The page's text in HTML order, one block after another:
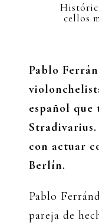
cellos
Pablo
español que
Stradivarius.
con actuar
Berlín.
Pablo
pareja de